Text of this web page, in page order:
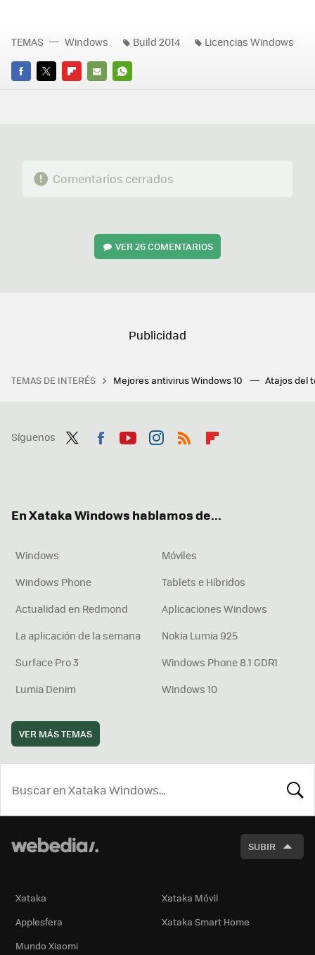
FACEBOOK
TWITTERFLIPBOARD
E-
WHATSAPP
TEMAS Windows Build 2014 Licencias Windows
Comentarios cerrados
VER26 COMENTARIOS
TEMAS DE INTERÉS Mejores antivirus Windows 10 Atajos del
Síguenos
En Xataka Windows hablamos de...
Windows
Móviles
Windows Phone
Tablets e Híbridos
Actualidad en Redmond
Aplicaciones Windows
La aplicación de la semana
Nokia Lumia 925
Surface Pro 3
Windows Phone 8.1 GDR1
Lumia Denim
Windows 10
VER MÁS TEMAS
SUBIR
Xataka
Xataka Móvil
Applesfera
Xataka Smart Home
Mundo Xiaomi